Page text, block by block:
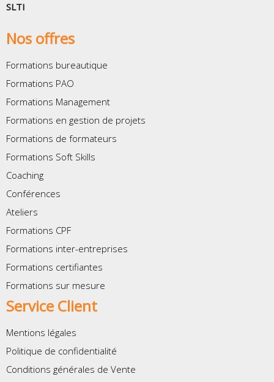
SLTI
Nos offres
Formations bureautique
Formations PAO
Formations Management
Formations en gestion de projets
Formations de formateurs
Formations Soft Skills
Coaching
Conférences
Ateliers
Formations CPF
Formations inter-entreprises
Formations certifiantes
Formations sur mesure
Service Client
Mentions légales
Politique de confidentialité
Conditions générales de Vente